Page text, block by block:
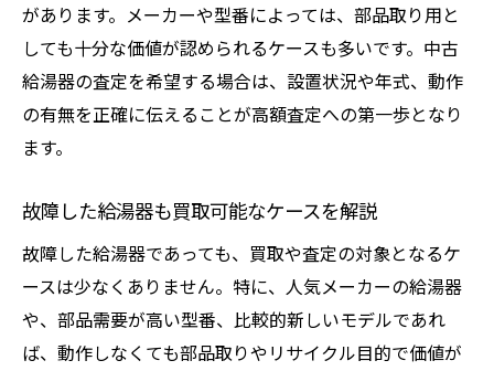
があります。メーカーや型番によっては、部品取り用と
しても十分な価値が認められるケースも多いです。中古
給湯器の査定を希望する場合は、設置状況や年式、動作
の有無を正確に伝えることが高額査定への第一歩となり
ます。
故障した給湯器も買取可能なケースを解説
故障した給湯器であっても、買取や査定の対象となるケ
ースは少なくありません。特に、人気メーカーの給湯器
や、部品需要が高い型番、比較的新しいモデルであれ
ば、動作しなくても部品取りやリサイクル目的で価値が